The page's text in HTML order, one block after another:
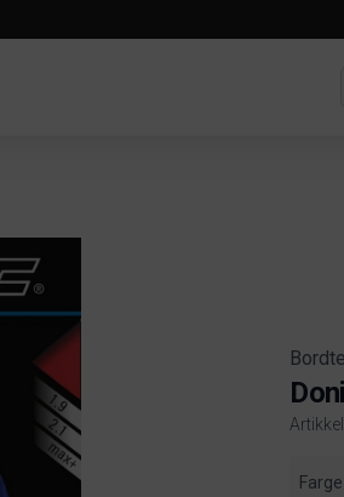
Farge